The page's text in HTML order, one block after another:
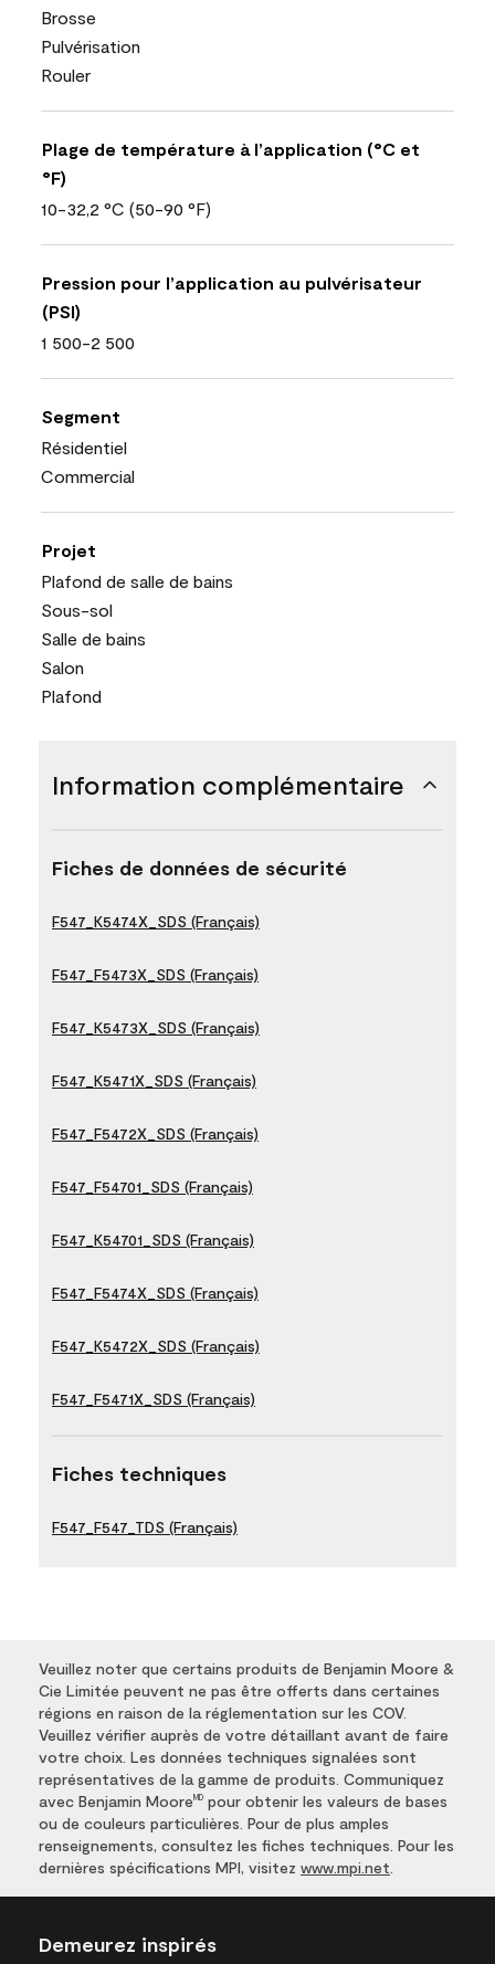
Brosse
Pulvérisation
Rouler
Plage de température à l’application (°C et
°F)
10-32,2 °C (50-90 °F)
Pression pour l’application au pulvérisateur
(PSI)
1 500-2 500
Segment
Résidentiel
Commercial
Projet
Plafond de salle de bains
Sous-sol
Salle de bains
Salon
Plafond
Information complémentaire
Fiches de données de sécurité
F547_K5474X_SDS (Français)
F547_F5473X_SDS (Français)
F547_K5473X_SDS (Français)
F547_K5471X_SDS (Français)
F547_F5472X_SDS (Français)
F547_F54701_SDS (Français)
F547_K54701_SDS (Français)
F547_F5474X_SDS (Français)
F547_K5472X_SDS (Français)
F547_F5471X_SDS (Français)
Fiches techniques
F547_F547_TDS (Français)
Veuillez noter que certains produits de Benjamin Moore &
Cie Limitée peuvent ne pas être offerts dans certaines
régions en raison de la réglementation sur les COV.
Veuillez vérifier auprès de votre détaillant avant de faire
votre choix. Les données techniques signalées sont
représentatives de la gamme de produits. Communiquez
avec Benjamin Moore MD pour obtenir les valeurs de bases
ou de couleurs particulières. Pour de plus amples
renseignements, consultez les fiches techniques. Pour les
dernières spécifications MPI, visitez www.mpi.net
Demeurez inspirés